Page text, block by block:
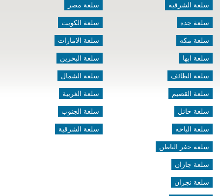
سلعة الشرقيه
سلعة جده
سلعة مكه
سلعة ابها
سلعة الطائف
سلعة القصيم
سلعة حائل
سلعة الباحه
سلعة حفر الباطن
سلعة جازان
سلعة نجران
سلعة مصر
سلعة الكويت
سلعة الامارات
سلعة البحرين
سلعة الشمال
سلعة الغربية
سلعة الجنوب
سلعة الشرقية